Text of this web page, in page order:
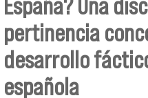
España? Una
pertinencia
desarrollo
española